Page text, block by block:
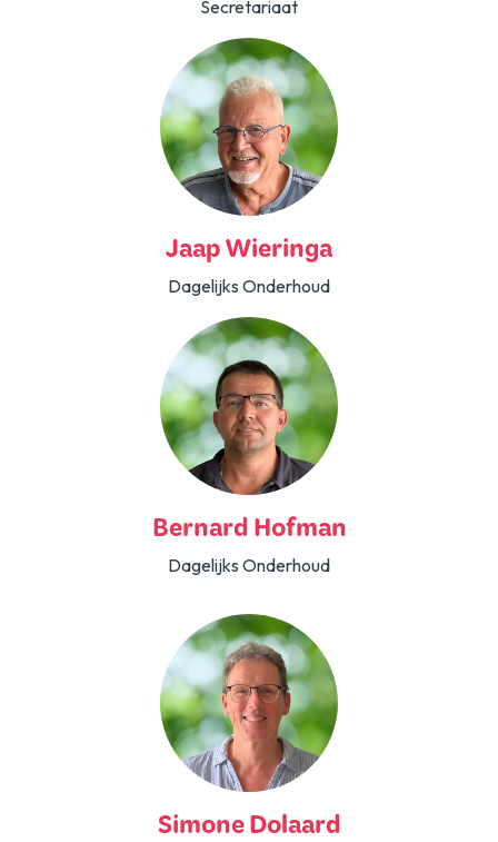
Secretariaat
Jaap Wieringa
Dagelijks Onderhoud
Bernard Hofman
Dagelijks Onderhoud
Simone Dolaard